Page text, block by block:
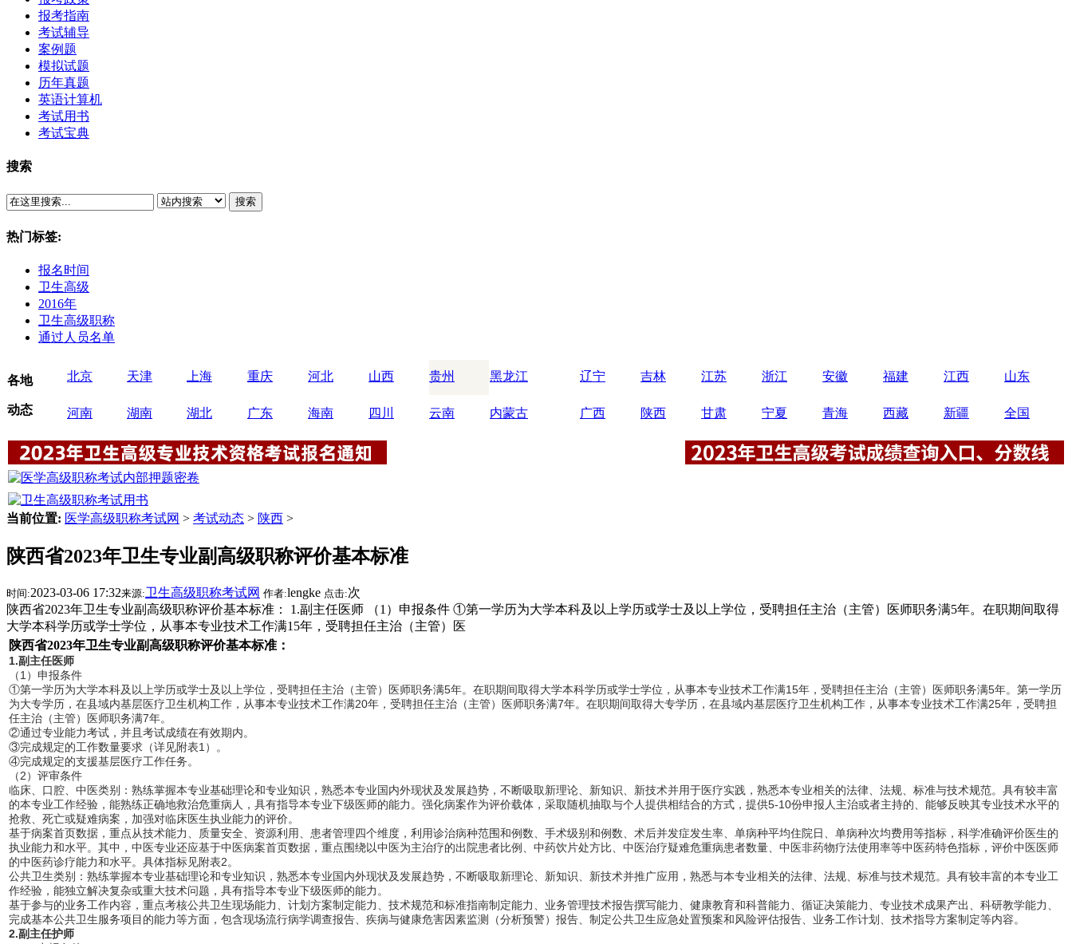
报考指南
考试辅导
案例题
模拟试题
历年真题
英语计算机
考试用书
考试宝典
搜索
搜索
热门标签:
报名时间
卫生高级
2016年
卫生高级职称
通过人员名单
各地
动态
北京 天津 上海 重庆 河北 山西 贵州 黑龙江 辽宁 吉林 江苏 浙江 安徽 福建 江西 山东
河南 湖南 湖北 广东 海南 四川 云南 内蒙古 广西 陕西 甘肃 宁夏 青海 西藏 新疆 全国
当前位置: 医学高级职称考试网 > 考试动态 > 陕西 >
陕西省2023年卫生专业副高级职称评价基本标准
时间:2023-03-06 17:32来源:卫生高级职称考试网 作者:lengke 点击:次
陕西省2023年卫生专业副高级职称评价基本标准： 1.副主任医师 （1）申报条件 ①第一学历为大学本科及以上学历或学士及以上学位，受聘担任主治（主管）医师职务满5年。在职期间取得
大学本科学历或学士学位，从事本专业技术工作满15年，受聘担任主治（主管）医
陕西省2023年卫生专业副高级职称评价基本标准：
1.副主任医师
（1）申报条件
①第一学历为大学本科及以上学历或学士及以上学位，受聘担任主治（主管）医师职务满5年。在职期间取得大学本科学历或学士学位，从事本专业技术工作满15年，受聘担任主治（主管）医师职务满5年。第一学历
为大专学历，在县域内基层医疗卫生机构工作，从事本专业技术工作满20年，受聘担任主治（主管）医师职务满7年。在职期间取得大专学历，在县域内基层医疗卫生机构工作，从事本专业技术工作满25年，受聘担
任主治（主管）医师职务满7年。
②通过专业能力考试，并且考试成绩在有效期内。
③完成规定的工作数量要求（详见附表1）。
④完成规定的支援基层医疗工作任务。
（2）评审条件
临床、口腔、中医类别：熟练掌握本专业基础理论和专业知识，熟悉本专业国内外现状及发展趋势，不断吸取新理论、新知识、新技术并用于医疗实践，熟悉本专业相关的法律、法规、标准与技术规范。具有较丰富
的本专业工作经验，能熟练正确地救治危重病人，具有指导本专业下级医师的能力。强化病案作为评价载体，采取随机抽取与个人提供相结合的方式，提供5-10份申报人主治或者主持的、能够反映其专业技术水平的
抢救、死亡或疑难病案，加强对临床医生执业能力的评价。
基于病案首页数据，重点从技术能力、质量安全、资源利用、患者管理四个维度，利用诊治病种范围和例数、手术级别和例数、术后并发症发生率、单病种平均住院日、单病种次均费用等指标，科学准确评价医生的
执业能力和水平。其中，中医专业还应基于中医病案首页数据，重点围绕以中医为主治疗的出院患者比例、中药饮片处方比、中医治疗疑难危重病患者数量、中医非药物疗法使用率等中医药特色指标，评价中医医师
的中医药诊疗能力和水平。具体指标见附表2。
公共卫生类别：熟练掌握本专业基础理论和专业知识，熟悉本专业国内外现状及发展趋势，不断吸取新理论、新知识、新技术并推广应用，熟悉与本专业相关的法律、法规、标准与技术规范。具有较丰富的本专业工
作经验，能独立解决复杂或重大技术问题，具有指导本专业下级医师的能力。
基于参与的业务工作内容，重点考核公共卫生现场能力、计划方案制定能力、技术规范和标准指南制定能力、业务管理技术报告撰写能力、健康教育和科普能力、循证决策能力、专业技术成果产出、科研教学能力、
完成基本公共卫生服务项目的能力等方面，包含现场流行病学调查报告、疾病与健康危害因素监测（分析预警）报告、制定公共卫生应急处置预案和风险评估报告、业务工作计划、技术指导方案制定等内容。
2.副主任护师